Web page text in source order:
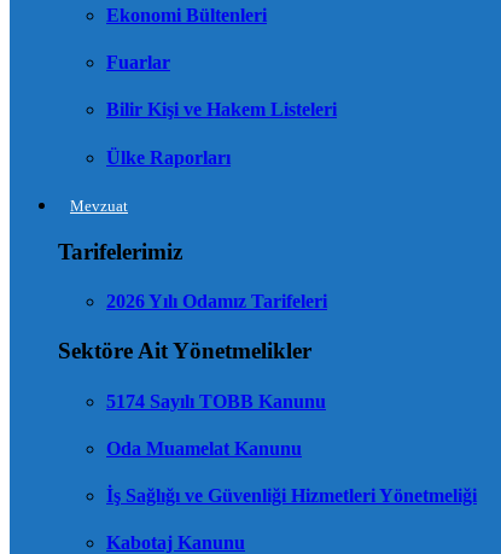
Ekonomi Bültenleri
Fuarlar
Bilir Kişi ve Hakem Listeleri
Ülke Raporları
Mevzuat
Tarifelerimiz
2026 Yılı Odamız Tarifeleri
Sektöre Ait Yönetmelikler
5174 Sayılı TOBB Kanunu
Oda Muamelat Kanunu
İş Sağlığı ve Güvenliği Hizmetleri Yönetmeliği
Kabotaj Kanunu